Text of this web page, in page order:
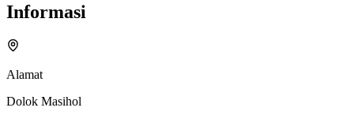
Informasi
Alamat
Dolok Masihol